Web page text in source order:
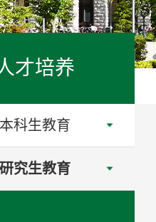
才培养
本科生教育
研究生教育